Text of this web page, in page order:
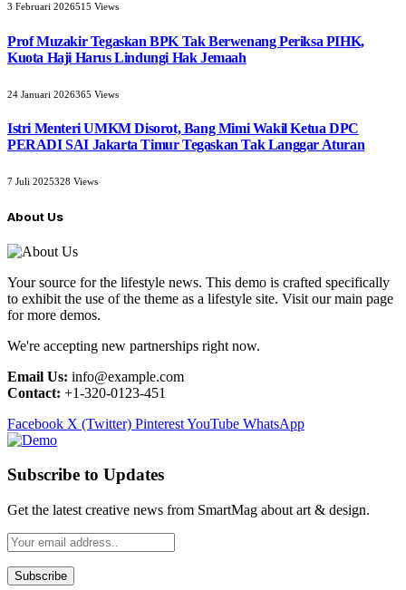
3 Februari 2026515 Views
Prof Muzakir Tegaskan BPK Tak Berwenang Periksa PIHK,
Kuota Haji Harus Lindungi Hak Jemaah
24 Januari 2026365 Views
Istri Menteri UMKM Disorot, Bang Mimi Wakil Ketua DPC
PERADI SAI Jakarta Timur Tegaskan Tak Langgar Aturan
7 Juli 2025328 Views
About Us
Your source for the lifestyle news. This demo is crafted specifically
to exhibit the use of the theme as a lifestyle site. Visit our main page
for more demos.
We're accepting new partnerships right now.
Email Us: info@example.com
Contact: +1-320-0123-451
Facebook X (Twitter) PinterestYouTube WhatsApp
Subscribe to Updates
Get the latest creative news from SmartMag about art & design.